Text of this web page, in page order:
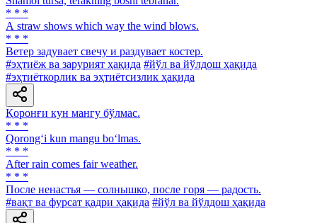
* * *
А straw shows which way the wind blows.
* * *
Ветер задувает свечу и раздувает костер.
#эҳтиёж ва зарурият ҳақида #йўл ва йўлдош ҳақида
#эҳтиёткорлик ва эҳтиётсизлик ҳақида
Қоронғи кун мангу бўлмас.
* * *
Qorong‘i kun mangu bo‘lmas.
* * *
After rain comes fair weather.
* * *
После ненастья — солнышко, после горя — радость.
#вақт ва фурсат қадри ҳақида #йўл ва йўлдош ҳақида